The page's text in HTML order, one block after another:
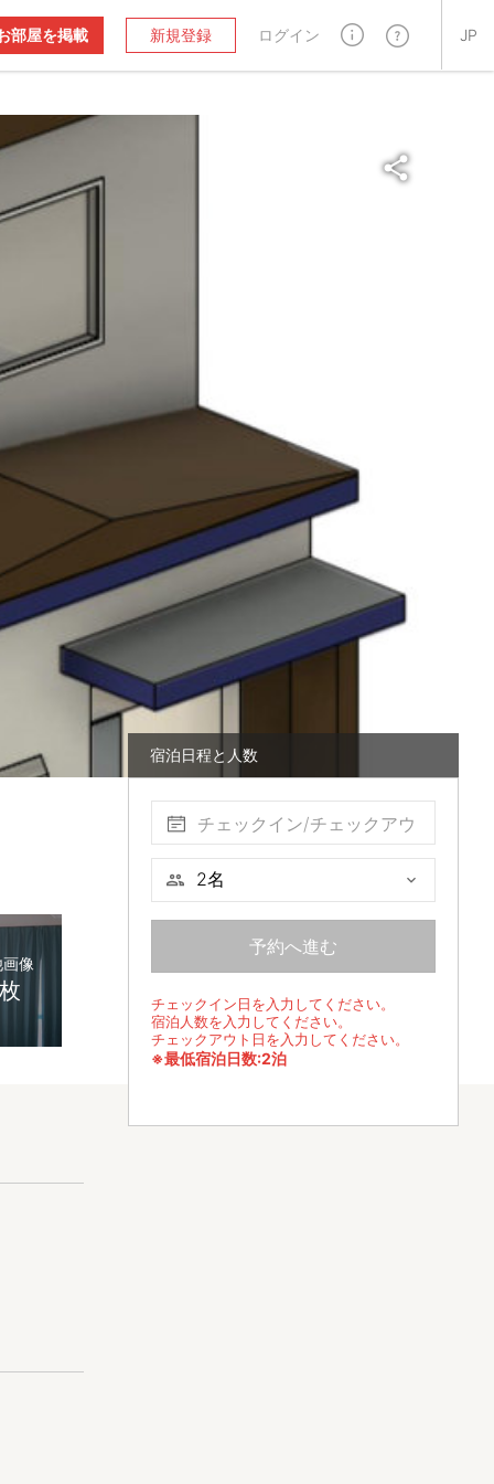
部屋を掲載 新規登録 ログイン JP
宿泊日程と人数
チェックイン/チェックアウ
ト
予約へ進む
チェックイン日を入力してください。
宿泊人数を入力してください。
チェックアウト日を入力してください。
※最低宿泊日数:2泊
像